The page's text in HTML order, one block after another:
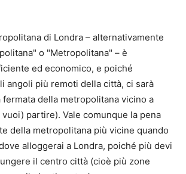
di Londra – alternativamente
o "Metropolitana" – è
ed economico, e poiché
angoli più remoti della città, ci sarà
fermata della metropolitana vicino a
partire). Vale comunque la pena
della metropolitana più vicine quando
alloggerai a Londra, poiché più devi
il centro città (cioè più zone